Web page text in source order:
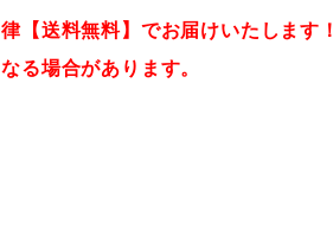
【送料無料】でお届けいたします！
る場合があります。